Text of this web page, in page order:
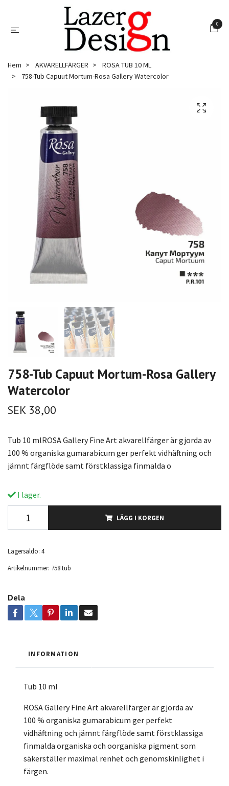
0
Hem AKVARELLFÄRGER
ROSA TUB 10 ML
758-Tub Capuut Mortum-Rosa Gallery Watercolor
758-Tub Capuut Mortum-Rosa Gallery
Watercolor
SEK 38,00
Tub 10 mlROSA Gallery Fine Art akvarellfärger är gjorda av
100 % organiska gumarabicum ger perfekt vidhäftning och
jämnt färgflöde samt förstklassiga finmalda o
I lager.
LÄGG I KORGEN
Lagersaldo: 4
Artikelnummer: 758 tub
Dela
INFORMATION
Tub 10 ml
ROSA Gallery Fine Art akvarellfärger är gjorda av
100 % organiska gumarabicum ger perfekt
vidhäftning och jämnt färgflöde samt förstklassiga
finmalda organiska och oorganiska pigment som
säkerställer maximal renhet och genomskinlighet i
färgen.